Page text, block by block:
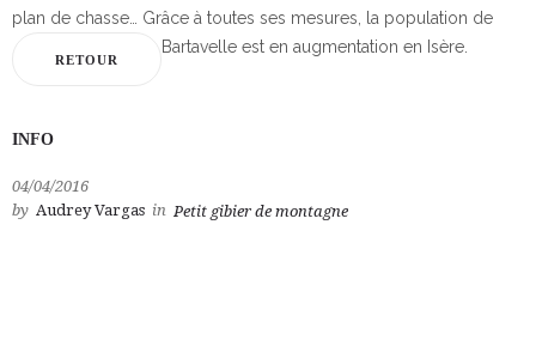
plan de chasse… Grâce à toutes ses mesures, la population de
Bartavelle est en augmentation en Isère.
RETOUR
INFO
04/04/2016
by Audrey Vargas in Petit gibier de montagne